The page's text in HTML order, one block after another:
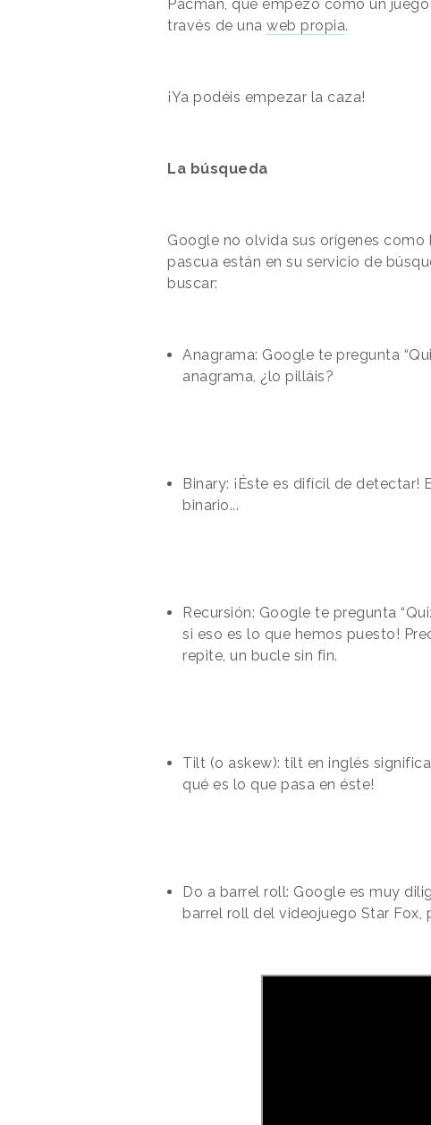
Pacman, que empezó como un
través de una web propia.
¡Ya podéis empezar la caza!
La búsqueda
Google no olvida sus orígenes
pascua están en su servicio de
buscar:
Anagrama: Google te pregunta
anagrama, ¿lo pilláis?
Binary: ¡Éste es difícil de
binario...
Recursión: Google te pregunta
si eso es lo que hemos puesto!
repite, un bucle sin fin.
Tilt (o askew): tilt en inglés
qué es lo que pasa en éste!
Do a barrel roll: Google es muy
barrel roll del videojuego Star Fox,